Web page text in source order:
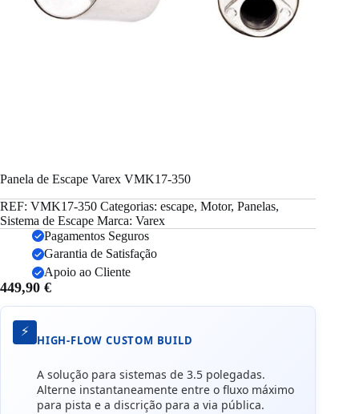
Panela de Escape Varex VMK17-350
REF: VMK17-350 Categorias: escape, Motor, Panelas,
Sistema de Escape Marca: Varex
Pagamentos Seguros
Garantia de Satisfação
Apoio ao Cliente
449,90 €
⚡
HIGH-FLOW CUSTOM BUILD
A solução para sistemas de 3.5 polegadas.
Alterne instantaneamente entre o fluxo máximo
para pista e a discrição para a via pública.